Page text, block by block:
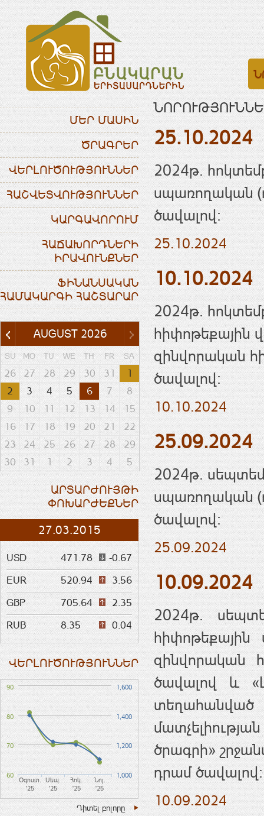
ՄԵՐ ՄԱՍԻՆ
ԾՐԱԳՐԵՐ
ՎԵՐԼՈՒԾՈՒԹՅՈՒՆՆԵՐ
ՀԱՇՎԵՏՎՈՒԹՅՈՒՆՆԵՐ
ԿԱՐԳԱՎՈՐՈՒՄ
ՀԱՃԱԽՈՐԴՆԵՐԻ
ԻՐԱՎՈՒՆՔՆԵՐ
ՖԻՆԱՆՍԱԿԱՆ
ՀԱՄԱԿԱՐԳԻ ՀԱՇՏԱՐԱՐ
AUGUST 2026
SU MO TU WE TH FR SA
26 27 28 29 30 31
1
2
3 4 5 6 7
8
9
10 11 12 13 14
15
16
17 18 19 20 21
22
23
24 25 26 27 28
29
30
31 1 2 3 4 5
ԱՐՏԱՐԺՈՒՅԹԻ
ՓՈԽԱՐԺԵՔՆԵՐ
27.03.2015
USD 471.78
-0.67
EUR
520.94
3.56
GBP
705.64
2.35
RUB
8.35 0.04
ՎԵՐԼՈՒԾՈՒԹՅՈՒՆՆԵՐ
Օգոստ.
'25
Սեպ.
'25
Հոկ.
'25
Նոյ.
'25
60
70
80
90
1,000
1,200
1,400
1,600
Դիտել բոլորը
25.10.2024
2024թ.
սպառողական
ծավալով:
25.10.2024
10.10.2024
2024թ.
հիփոթեքային
զինվորական
ծավալով։
10.10.2024
25.09.2024
2024թ.
սպառողական
ծավալով:
25.09.2024
10.09.2024
2024թ.
զինվորական
ծավալով և «
ծրագրի»
դրամ ծավալով:
10.09.2024